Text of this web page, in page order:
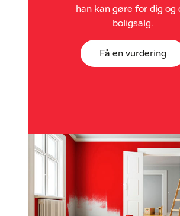
han kan gøre for dig og
boligsalg.
Få en vurdering